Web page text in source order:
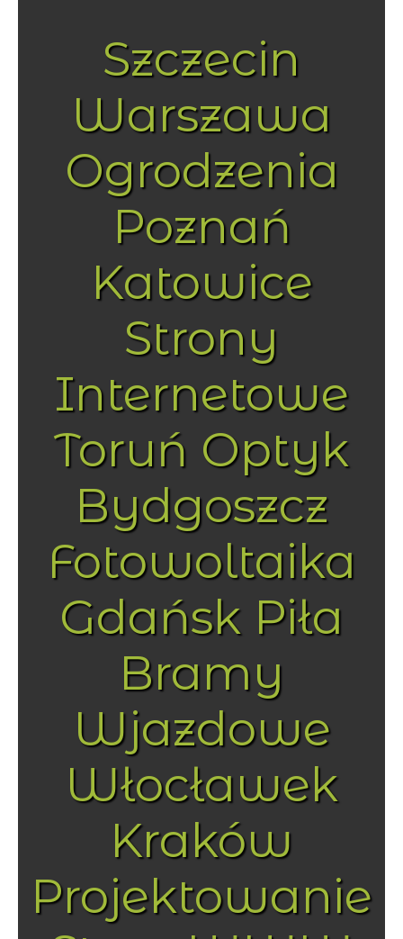
Szczecin
Warszawa
Ogrodzenia
Poznań
Katowice
Strony
Internetowe
Toruń Optyk
Bydgoszcz
Fotowoltaika
Gdańsk Piła
Bramy
Wjazdowe
Włocławek
Kraków
Projektowanie